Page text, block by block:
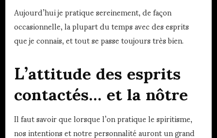
Aujourd’hui je pratique sereinement, de façon
occasionnelle, la plupart du temps avec des esprits
que je connais, et tout se passe toujours très bien.
L’attitude des esprits
contactés… et la nôtre
Il faut savoir que lorsque l’on pratique le spiritisme,
nos intentions et notre personnalité auront un grand